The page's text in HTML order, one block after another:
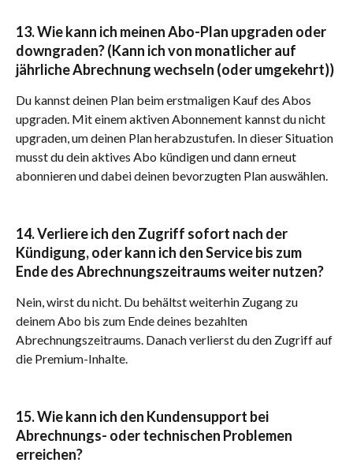
​13. Wie kann ich meinen Abo-Plan upgraden oder
downgraden? (Kann ich von monatlicher auf
jährliche Abrechnung wechseln (oder umgekehrt))
Du kannst deinen Plan beim erstmaligen Kauf des Abos
upgraden. Mit einem aktiven Abonnement kannst du nicht
upgraden, um deinen Plan herabzustufen. In dieser Situation
musst du dein aktives Abo kündigen und dann erneut
abonnieren und dabei deinen bevorzugten Plan auswählen.
14. Verliere ich den Zugriff sofort nach der
Kündigung, oder kann ich den Service bis zum
Ende des Abrechnungszeitraums weiter nutzen?
Nein, wirst du nicht. Du behältst weiterhin Zugang zu
deinem Abo bis zum Ende deines bezahlten
Abrechnungszeitraums. Danach verlierst du den Zugriff auf
die Premium-Inhalte.
15. Wie kann ich den Kundensupport bei
Abrechnungs- oder technischen Problemen
erreichen?